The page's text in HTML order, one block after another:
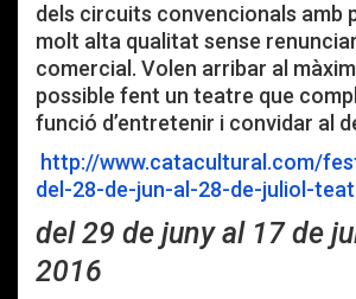
dels circuits convencionals amb
molt alta qualitat sense
comercial. Volen arribar al
possible fent un teatre que
funció d’entretenir i convidar al
http://www.catacultural.com/
del-28-de-jun-al-28-de-juliol-
del 29 de juny al 17 de
2016